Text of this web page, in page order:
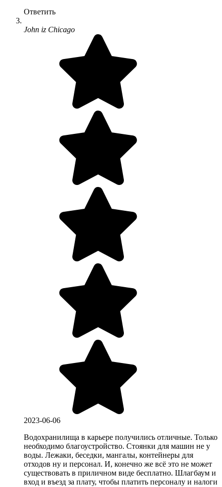
Ответить
John iz Chicago
2023-06-06
Водохранилища в карьере получились отличные. Только
необходимо благоустройство. Стоянки для машин не у
воды. Лежаки, беседки, мангалы, контейнеры для
отходов ну и персонал. И, конечно же всё это не может
существовать в приличном виде бесплатно. Шлагбаум и
вход и въезд за плату, чтобы платить персоналу и налоги